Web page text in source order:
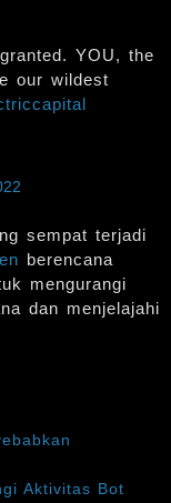
YOU, the
our wildest
sempat terjadi
berencana
mengurangi
dan menjelajahi
Aktivitas Bot